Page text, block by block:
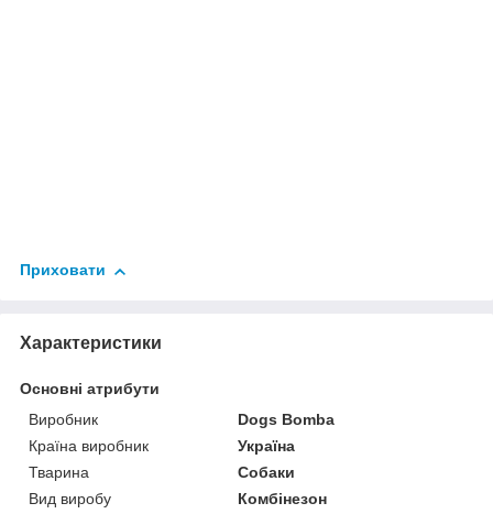
Приховати
Характеристики
Основні атрибути
Виробник
Dogs Bomba
Країна виробник
Україна
Тварина
Собаки
Вид виробу
Комбінезон